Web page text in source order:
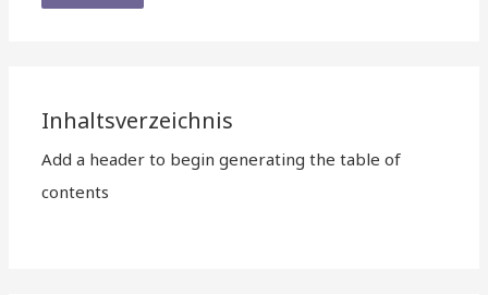
Inhaltsverzeichnis
Add a header to begin generating the table of
contents